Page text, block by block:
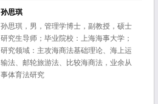
孙思琪
孙思琪，男，管理学博士，副教授，硕士
研究生导师；毕业院校：上海海事大学；
研究领域：主攻海商法基础理论、海上运
输法、邮轮旅游法、比较海商法，业余从
事体育法研究